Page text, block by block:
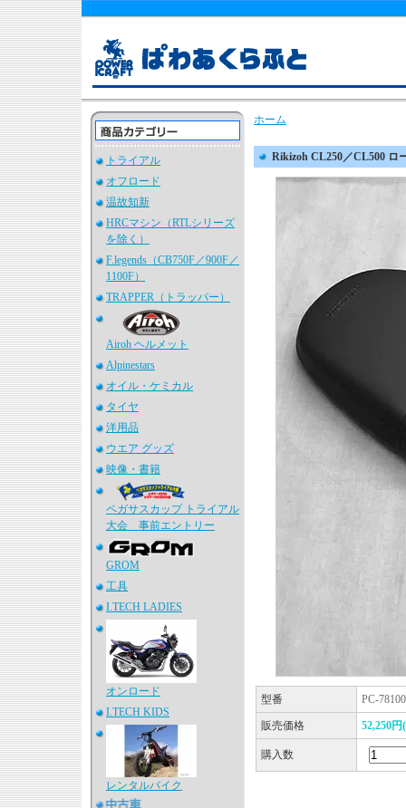
トライアル
オフロード
温故知新
HRCマシン（RTLシリーズ
を除く）
F.legends（CB750F／900F／
1100F）
TRAPPER（トラッパー）
Airoh ヘルメット
Alpinestars
オイル・ケミカル
タイヤ
洋用品
ウエア グッズ
映像・書籍
ペガサスカップ トライアル
大会 事前エントリー
GROM
工具
I.TECH LADIES
オンロード
I.TECH KIDS
レンタルバイク
ホーム
Rikizoh CL250／CL500 ロ
型番 PC-78100
販売価格 52,250円
購入数